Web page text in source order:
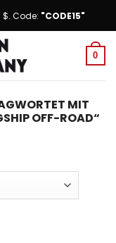
$. Code: "CODE15"
0
MIT
OFF-ROAD“